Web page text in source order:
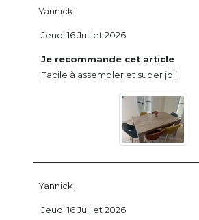
Yannick
Je recommande cet article
Facile à assembler et super joli
Jeudi 16 Juillet 2026
Yannick
Jeudi 16 Juillet 2026